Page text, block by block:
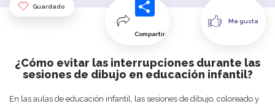
Guardado
Compartir
Me gusta
¿Cómo evitar las interrupciones durante las
sesiones de dibujo en educación infantil?
En las aulas de educación infantil, las sesiones de dibujo, coloreado y